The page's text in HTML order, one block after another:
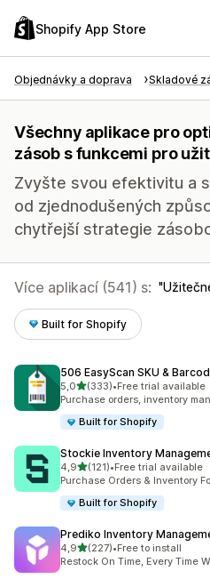
Shopify App Store
Objednávky a doprava Skladové
Všechny aplikace pro
zásob s funkcemi pro
Zvyšte svou efektivitu a
od zjednodušených
chytřejší strategie
Více aplikací (541) s:
Built for Shopify
506 EasyScan SKU &
5,0z 5 hvězd
(333)
Celkový počet recenzí: 333
•Free trial available
Purchase orders, inventory
Built for Shopify
Stockie Inventory
4,9z 5 hvězd
(121)
Celkový počet recenzí: 121
•Free trial available
Purchase Orders & Inventory
Built for Shopify
Prediko Inventory
4,9z 5 hvězd
(227)
Celkový počet recenzí: 227
•Free to install
Restock On Time, Every Time